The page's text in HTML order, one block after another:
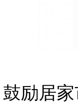
鼓励居